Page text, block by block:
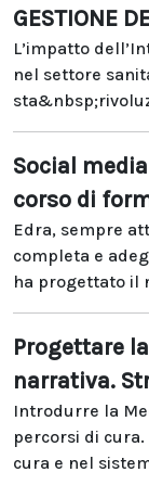
GESTIONE
L’impatto
nel settore
Social
corso di
Edra, sempre
completa e
ha progettato il
Progettare
narrativa.
Introdurre la
percorsi di
cura e nel